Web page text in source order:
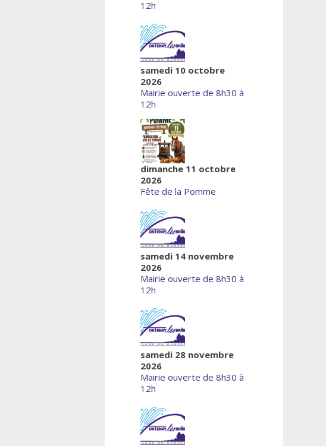
12h
samedi 10 octobre
2026
Mairie ouverte de 8h30 à
12h
dimanche 11 octobre
2026
Fête de la Pomme
samedi 14 novembre
2026
Mairie ouverte de 8h30 à
12h
samedi 28 novembre
2026
Mairie ouverte de 8h30 à
12h